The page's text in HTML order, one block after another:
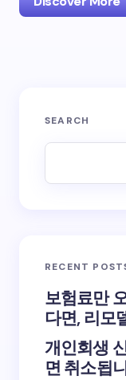
SEARCH
RECENT
보험료만
다면, 리모
개인회생
면 취소됩